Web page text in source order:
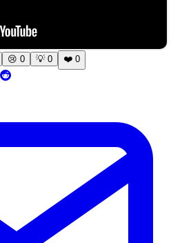
😢 0 💡 0 ❤️ 0